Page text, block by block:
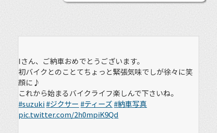
Iさん、ご納車おめでとうございます。
初バイクとのことてちょっと緊張気味でしが徐々に笑
顔に♪
これから始まるバイクライフ楽しんで下さいね。
#suzuki#ジクサー #ティーズ#納車写真
pic.twitter.com/2h0mpiK9Qd